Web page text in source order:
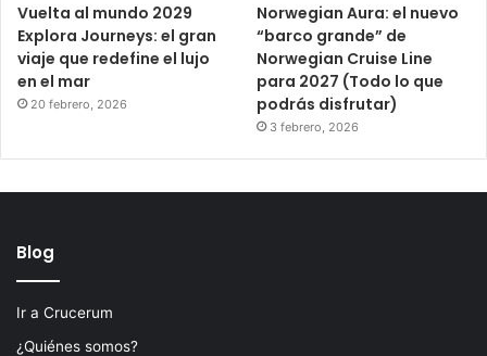
Vuelta al mundo 2029
Explora Journeys: el gran
viaje que redefine el lujo
en el mar
20 febrero, 2026
Norwegian Aura: el nuevo
“barco grande” de
Norwegian Cruise Line
para 2027 (Todo lo que
podrás disfrutar)
3 febrero, 2026
Blog
Ir a Crucerum
¿Quiénes somos?